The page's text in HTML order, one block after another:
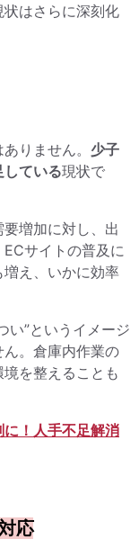
はさらに深刻化
りません。 少子
ている現状で
増加に対し、出
サイトの普及に
え、いかに効率
い”というイメージ
。倉庫内作業の
を整えることも
！人手不足解消
応